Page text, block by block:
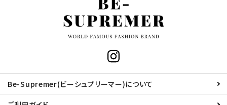
Be-Supremer(ビーシュプリーマー)について